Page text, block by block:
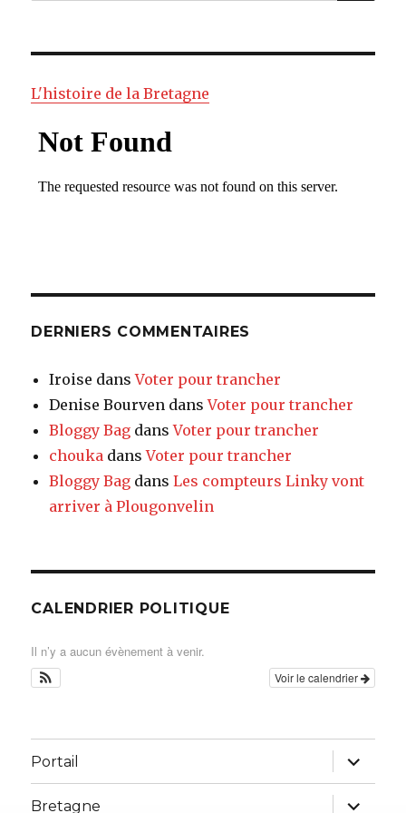
L'histoire de la Bretagne
DERNIERS COMMENTAIRES
Iroise dansVoter pour trancher
Denise Bourven dansVoter pour trancher
Bloggy Bag dansVoter pour trancher
chouka dansVoter pour trancher
Bloggy Bag dansLes compteurs Linky vont
arriver à Plougonvelin
CALENDRIER POLITIQUE
Il n’y a aucun évènement à venir.
Voir le calendrier
Portail
ouvrir
le
sous-
menu
Bretagne
ouvrir